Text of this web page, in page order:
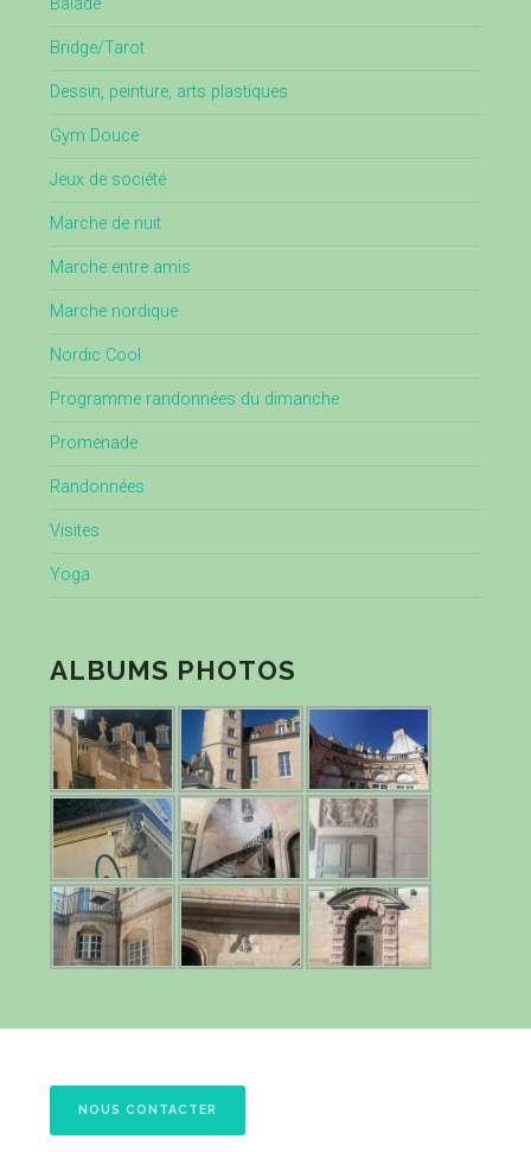
Balade
Bridge/Tarot
Dessin, peinture, arts plastiques
Gym Douce
Jeux de société
Marche de nuit
Marche entre amis
Marche nordique
Nordic Cool
Programme randonnées du dimanche
Promenade
Randonnées
Visites
Yoga
ALBUMS PHOTOS
NOUS CONTACTER